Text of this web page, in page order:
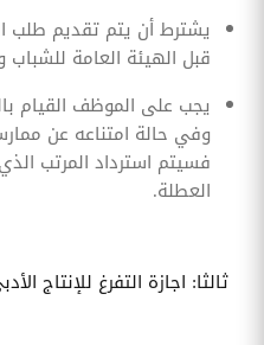
يشترط أن يتم تقديم طلب
قبل الهيئة العامة للشباب
يجب على الموظف القيام
وفي حالة امتناعه عن
فسيتم استرداد المرتب
العطلة.
ثالثا: اجازة التفرغ للإنتاج